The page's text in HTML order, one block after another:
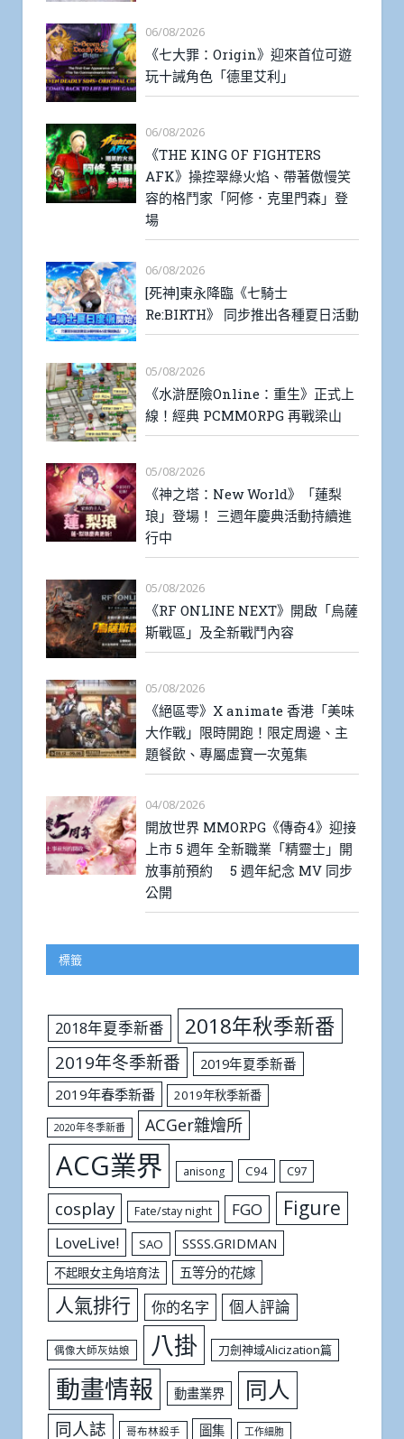
06/08/2026
《七大罪：Origin》迎來首位可遊
玩十誡角色「德里艾利」
06/08/2026
《THE KING OF FIGHTERS
AFK》操控翠綠火焰、帶著傲慢笑
容的格鬥家「阿修．克里門森」登
場
06/08/2026
[死神]東永降臨《七騎士
Re:BIRTH》 同步推出各種夏日活動
05/08/2026
《水滸歷險Online：重生》正式上
線！經典 PCMMORPG 再戰梁山
05/08/2026
《神之塔：New World》「蓮梨
琅」登場！ 三週年慶典活動持續進
行中
05/08/2026
《RF ONLINE NEXT》開啟「烏薩
斯戰區」及全新戰鬥內容
05/08/2026
《絕區零》X animate 香港「美味
大作戰」限時開跑！限定周邊、主
題餐飲、專屬虛寶一次蒐集
04/08/2026
開放世界 MMORPG《傳奇4》迎接
上市 5 週年 全新職業「精靈士」開
放事前預約 5 週年紀念 MV 同步
公開
標籤
2018年夏季新番 2018年秋季新番
2019年冬季新番
2019年夏季新番
2019年春季新番
2019年秋季新番
2020年冬季新番 ACGer雜燴所
ACG業界 anisong C94 C97
cosplay Fate/stay night FGO Figure
LoveLive! SAO SSSS.GRIDMAN
不起眼女主角培育法 五等分的花嫁
人氣排行 你的名字 個人評論
偶像大師灰姑娘 八掛 刀劍神域Alicization篇
動畫情報 動畫業界 同人
同人誌 哥布林殺手 圖集 工作細胞